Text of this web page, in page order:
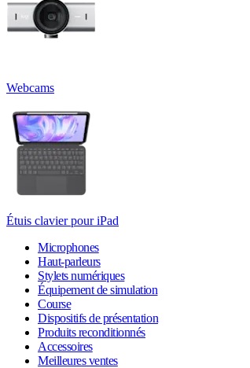
Webcams
Étuis clavier pour iPad
Microphones
Haut-parleurs
Stylets numériques
Équipement de simulation
Course
Dispositifs de présentation
Produits reconditionnés
Accessoires
Meilleures ventes